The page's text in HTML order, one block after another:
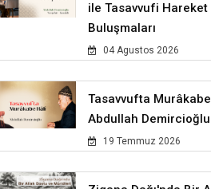
ile Tasavvufi Hareket
Buluşmaları
04 Agustos 2026
Tasavvufta
Abdullah Demircioğlu
19 Temmuz 2026